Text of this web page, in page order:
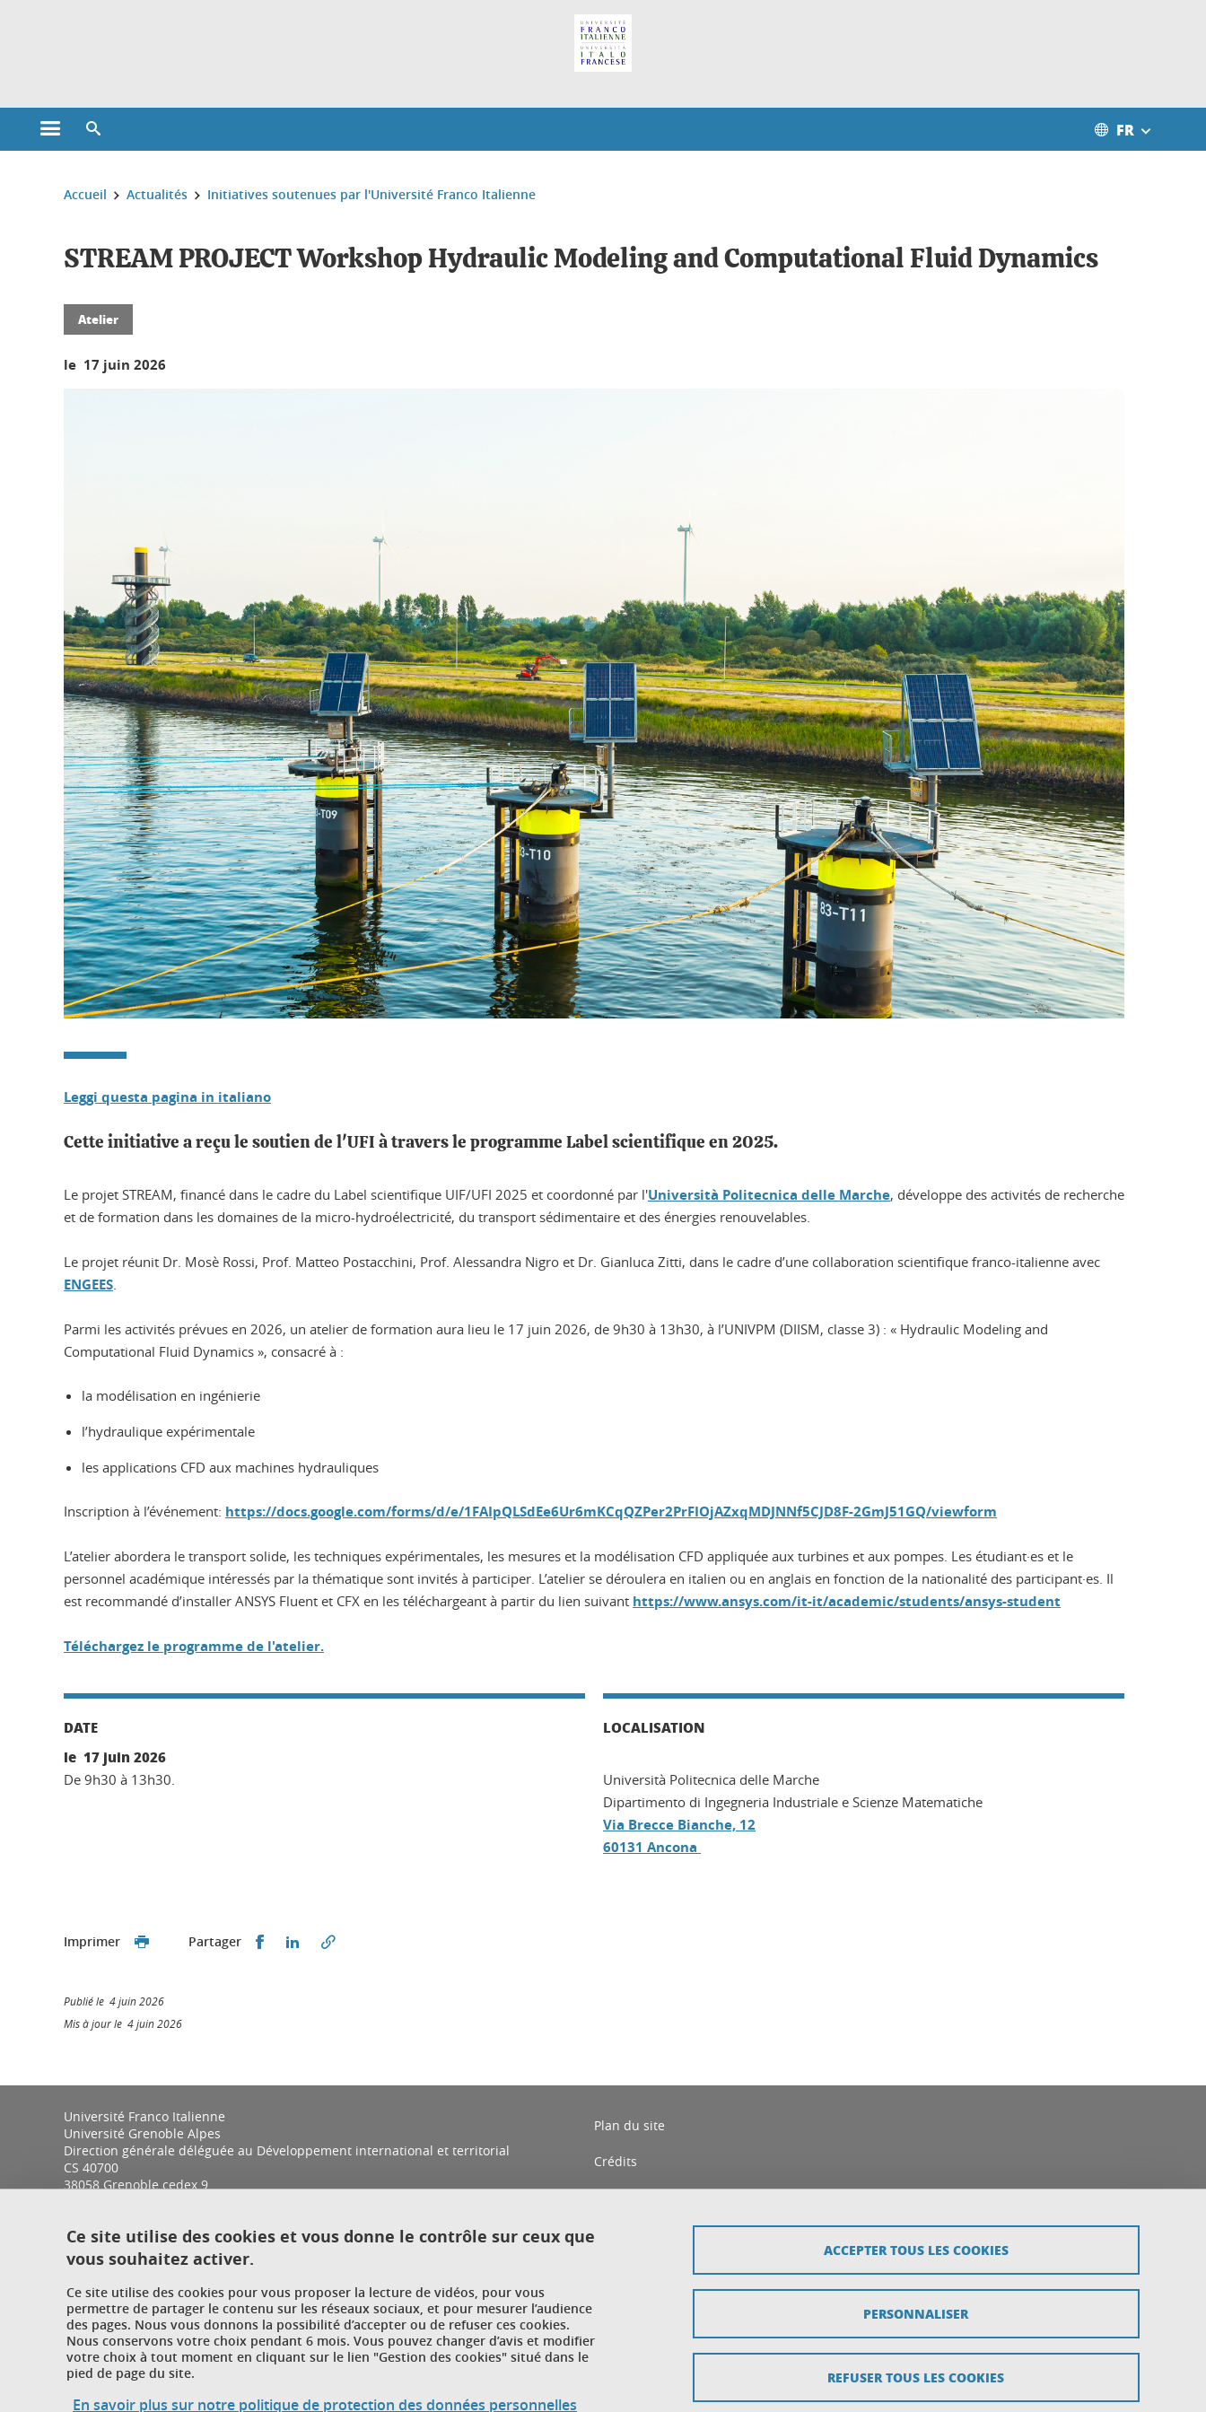
Ouvrir le menu principal FR
Vous êtes ici :
Accueil Actualités Initiatives soutenues par l'Université Franco Italienne
STREAM PROJECT Workshop Hydraulic Modeling and Computational Fluid Dynamics
Atelier
le 17 juin 2026
Leggi questa pagina in italiano
Cette initiative a reçu le soutien de l'UFI à travers le programme Label scientifique en 2025.
Le projet STREAM, financé dans le cadre du Label scientifique UIF/UFI 2025 et coordonné par l'Università Politecnica delle Marche, développe des activités de recherche
et de formation dans les domaines de la micro-hydroélectricité, du transport sédimentaire et des énergies renouvelables.
Le projet réunit Dr. Mosè Rossi, Prof. Matteo Postacchini, Prof. Alessandra Nigro et Dr. Gianluca Zitti, dans le cadre d’une collaboration scientifique franco-italienne avec
ENGEES
Parmi les activités prévues en 2026, un atelier de formation aura lieu le 17 juin 2026, de 9h30 à 13h30, à l’UNIVPM (DIISM, classe 3) : « Hydraulic Modeling and
Computational Fluid Dynamics », consacré à :
la modélisation en ingénierie
l’hydraulique expérimentale
les applications CFD aux machines hydrauliques
Inscription à l’événement: https://docs.google.com/forms/d/e/1FAIpQLSdEe6Ur6mKCqQZPer2PrFIOjAZxqMDJNNf5CJD8F-2GmJ51GQ/viewform
L’atelier abordera le transport solide, les techniques expérimentales, les mesures et la modélisation CFD appliquée aux turbines et aux pompes. Les étudiant·es et le
personnel académique intéressés par la thématique sont invités à participer. L’atelier se déroulera en italien ou en anglais en fonction de la nationalité des participant·es. Il
est recommandé d’installer ANSYS Fluent et CFX en les téléchargeant à partir du lien suivant https://www.ansys.com/it-it/academic/students/ansys-student
Téléchargez le programme de l'atelier.
DATE
le 17 juin 2026
De 9h30 à 13h30.
LOCALISATION
Università Politecnica delle Marche
Dipartimento di Ingegneria Industriale e Scienze Matematiche
Via Brecce Bianche, 12
60131 Ancona
Imprimer Partager Partager sur Facebook
Partager sur LinkedIn
Publié le 4 juin 2026
Mis à jour le 4 juin 2026
Université Franco Italienne
Université Grenoble Alpes
Direction générale déléguée au Développement international et territorial
CS 40700
38058 Grenoble cedex 9
Plan du site
Crédits
Données personnelles
Gestion des cookies
Ce site utilise des cookies et vous donne le contrôle sur ceux que
vous souhaitez activer.
Ce site utilise des cookies pour vous proposer la lecture de vidéos, pour vous
permettre de partager le contenu sur les réseaux sociaux, et pour mesurer l’audience
des pages. Nous vous donnons la possibilité d’accepter ou de refuser ces cookies.
Nous conservons votre choix pendant 6 mois. Vous pouvez changer d’avis et modifier
votre choix à tout moment en cliquant sur le lien "Gestion des cookies" situé dans le
pied de page du site.
En savoir plus sur notre politique de protection des données personnelles
ACCEPTER TOUS LES COOKIES
REFUSER TOUS LES COOKIES
PERSONNALISER